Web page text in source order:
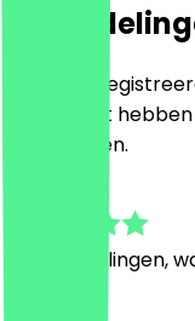
Alleen
restaurant
achterlaten.
Beoordelingen,